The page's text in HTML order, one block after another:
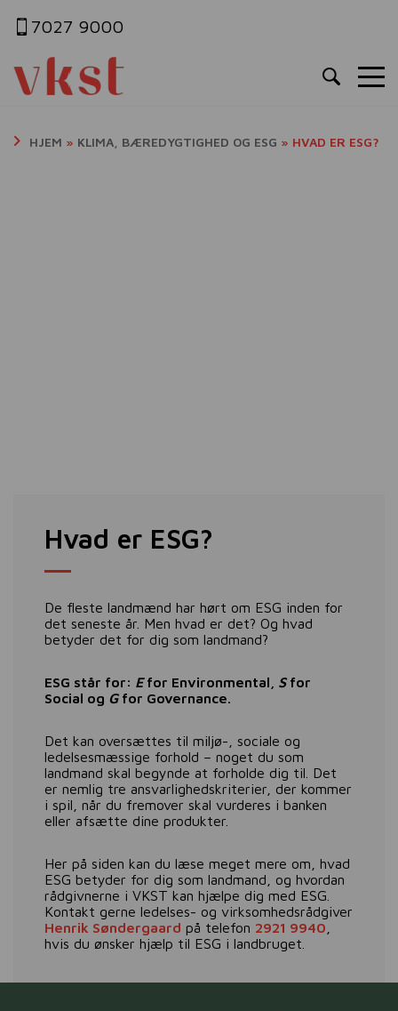
7027 9000
HJEM » KLIMA, BÆREDYGTIGHED OG ESG » HVAD ER ESG?
Hvad er ESG?
De fleste landmænd har hørt om ESG inden for
det seneste år. Men hvad er det? Og hvad
betyder det for dig som landmand?
ESG står for: Efor Environmental, Sfor
Social og Gfor Governance.
Det kan oversættes til miljø-, sociale og
ledelsesmæssige forhold – noget du som
landmand skal begynde at forholde dig til. Det
er nemlig tre ansvarlighedskriterier, der kommer
i spil, når du fremover skal vurderes i banken
eller afsætte dine produkter.
Her på siden kan du læse meget mere om, hvad
ESG betyder for dig som landmand, og hvordan
rådgivnerne i VKST kan hjælpe dig med ESG.
Kontakt gerne ledelses- og virksomhedsrådgiver
Henrik Søndergaard på telefon 2921 9940
hvis du ønsker hjælp til ESG i landbruget.